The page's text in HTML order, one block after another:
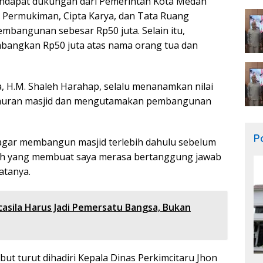
Cipta Karya, dan Tata Ruang
sebesar Rp50 juta. Selain itu,
Rp50 juta atas nama orang tua dan
Shaleh Harahap, selalu menanamkan nilai
masjid dan mengutamakan pembangunan
membangun masjid terlebih dahulu sebelum
yang membuat saya merasa bertanggung jawab
Harus Jadi Pemersatu Bangsa, Bukan
turut dihadiri Kepala Dinas Perkimcitaru Jhon